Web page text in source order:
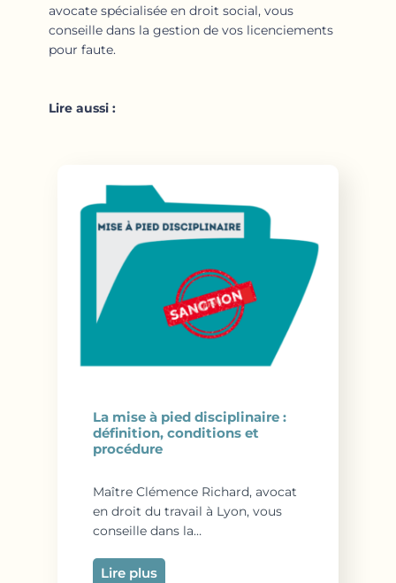
avocate spécialisée en droit social, vous
conseille dans la gestion de vos licenciements
pour faute.
Lire aussi :
La mise à pied disciplinaire :
définition, conditions et
procédure
Maître Clémence Richard, avocat
en droit du travail à Lyon, vous
conseille dans la…
Lire plus